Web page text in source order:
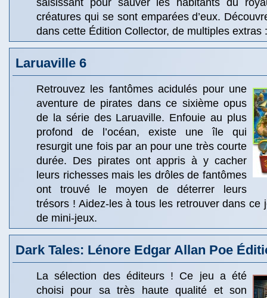
saisissant pour sauver les habitants du
créatures qui se sont emparées d’eux.
dans cette Édition Collector, de multiples extras :
Laruaville 6
Retrouvez les fantômes acidulés pour une
aventure de pirates dans ce sixième opus
de la série des Laruaville. Enfouie au plus
profond de l’océan, existe une île qui
resurgit une fois par an pour une très courte
durée. Des pirates ont appris à y cacher
leurs richesses mais les drôles de fantômes
ont trouvé le moyen de déterrer leurs
trésors ! Aidez-les à tous les retrouver dans ce
de mini-jeux.
Dark Tales: Lénore Edgar Allan Poe
La sélection des éditeurs ! Ce jeu a été
choisi pour sa très haute qualité et son